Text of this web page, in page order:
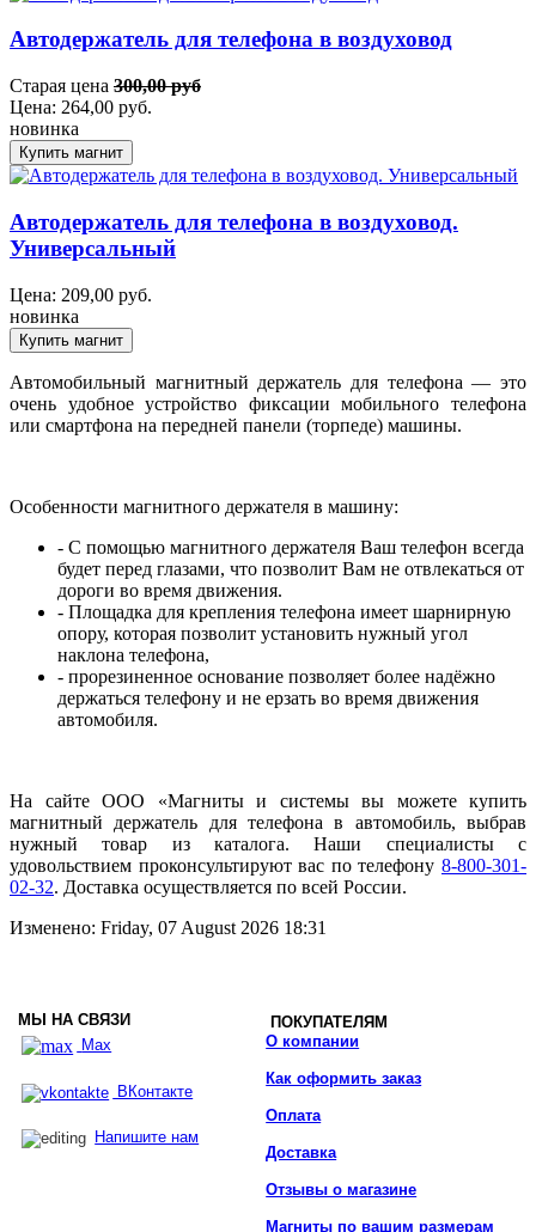
Автодержатель для телефона в воздуховод
Старая цена 300,00 руб
Цена: 264,00 руб.
новинка
Автодержатель для телефона в воздуховод.
Универсальный
Цена: 209,00 руб.
новинка
Автомобильный магнитный держатель для телефона — это
очень удобное устройство фиксации мобильного телефона
или смартфона на передней панели (торпеде) машины.
Особенности магнитного держателя в машину:
- С помощью магнитного держателя Ваш телефон всегда
будет перед глазами, что позволит Вам не отвлекаться от
дороги во время движения.
- Площадка для крепления телефона имеет шарнирную
опору, которая позволит установить нужный угол
наклона телефона,
- прорезиненное основание позволяет более надёжно
держаться телефону и не ерзать во время движения
автомобиля.
На сайте ООО «Магниты и системы вы можете купить
магнитный держатель для телефона в автомобиль, выбрав
нужный товар из каталога. Наши специалисты с
удовольствием проконсультируют вас по телефону 8-800-301-
02-32. Доставка осуществляется по всей России.
Изменено: Friday, 07 August 2026 18:31
МЫ НА СВЯЗИ
ПОКУПАТЕЛЯМ
Max
ВКонтакте
Напишите нам
О компании
Как оформить заказ
Оплата
Доставка
Отзывы о магазине
Магниты по вашим размерам